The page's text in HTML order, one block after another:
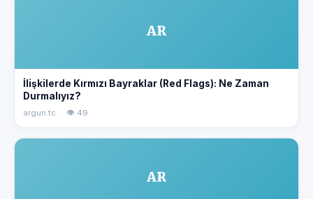
AR
İlişkilerde Kırmızı Bayraklar (Red Flags): Ne Zaman
Durmalıyız?
argun.tc · 👁 49
AR